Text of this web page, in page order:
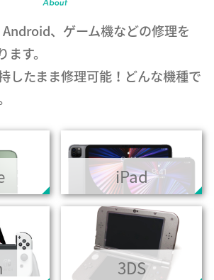
、ゲーム機などの修理を
す。
したまま修理可能！どんな機種で
iPad
3DS